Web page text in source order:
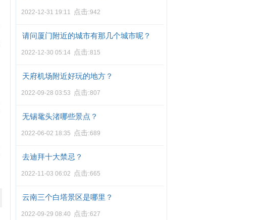
2022-12-31 19:11 点击:942
请问厦门附近的城市有那几个城市呢？
2022-12-30 05:14 点击:815
天府机场附近好玩的地方？
2022-09-28 03:53 点击:807
无锡鼋头渚哪些景点？
2022-06-02 18:35 点击:689
去迪拜十大禁忌？
2022-11-03 06:02 点击:665
云南三个白塔景区是哪里？
2022-09-29 08:40 点击:627